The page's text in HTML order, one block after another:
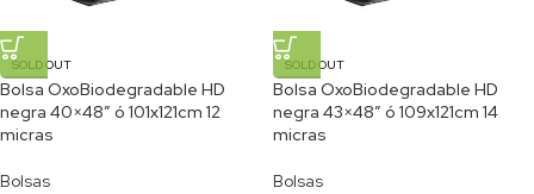
SOLD OUT
Bolsa OxoBiodegradable HD
negra 40×48″ ó 101x121cm 12
micras
Bolsas
SOLD OUT
Bolsa OxoBiodegradable HD
negra 43×48″ ó 109x121cm 14
micras
Bolsas